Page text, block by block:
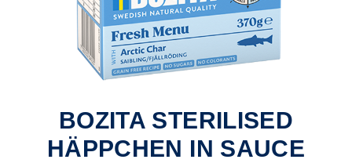
BOZITA STERILISED
HÄPPCHEN IN SAUCE